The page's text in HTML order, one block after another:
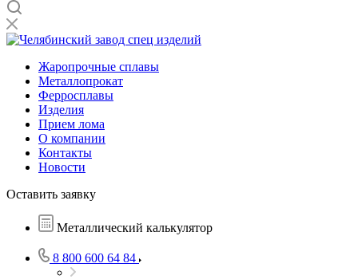
Жаропрочные сплавы
Металлопрокат
Ферросплавы
Изделия
Прием лома
О компании
Контакты
Новости
Оставить заявку
Металлический калькулятор
8 800 600 64 84